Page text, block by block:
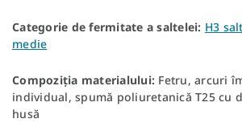
Categorie de fermitate a saltelei: H3
medie
Compoziția materialului: Fetru, arcuri
individual, spumă poliuretanică T25 cu
husă